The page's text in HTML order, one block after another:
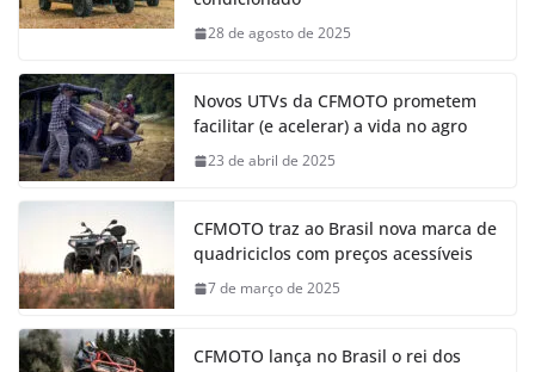
28 de agosto de 2025
Novos UTVs da CFMOTO prometem
facilitar (e acelerar) a vida no agro
23 de abril de 2025
CFMOTO traz ao Brasil nova marca de
quadriciclos com preços acessíveis
7 de março de 2025
CFMOTO lança no Brasil o rei dos